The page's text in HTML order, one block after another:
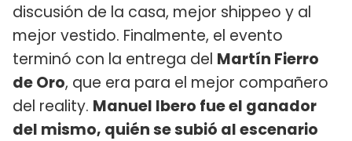
discusión de la casa, mejor shippeo y al
mejor vestido. Finalmente, el evento
terminó con la entrega del Martín Fierro
de Oro, que era para el mejor compañero
del reality. Manuel Ibero fue el ganador
del mismo, quién se subió al escenario